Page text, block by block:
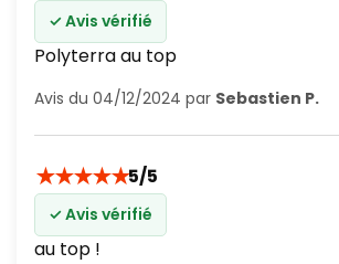
✓ Avis vérifié
Polyterra au top
Avis du 04/12/2024 par Sebastien P.
★★★★★5/5
✓ Avis vérifié
au top !